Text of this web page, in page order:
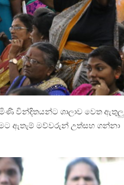
වින්දිතයන්ට ශාලාව වෙත ඇතුලු
ඇතැම් මව්වරුන් උත්සහ ගන්නා